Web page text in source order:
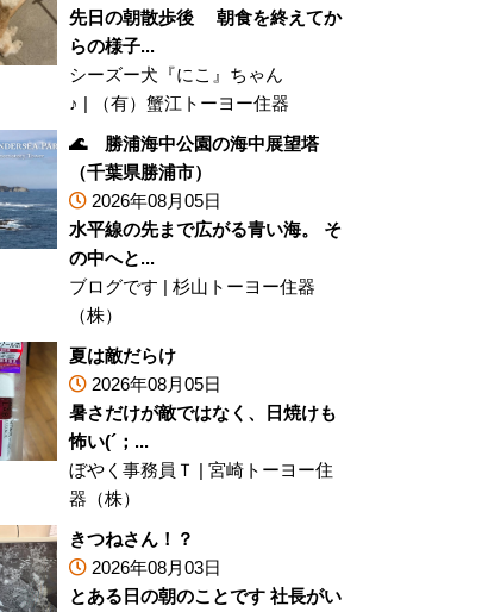
先日の朝散歩後 朝食を終えてか
らの様子...
シーズー犬『にこ』ちゃん
♪ |
（有）蟹江トーヨー住器
🌊 勝浦海中公園の海中展望塔
（千葉県勝浦市）
2026年08月05日
水平線の先まで広がる青い海。 そ
の中へと...
ブログです | 杉山トーヨー住器
（株）
夏は敵だらけ
2026年08月05日
暑さだけが敵ではなく、日焼けも
怖い(´；...
ぼやく事務員Ｔ | 宮崎トーヨー住
器（株）
きつねさん！？
2026年08月03日
とある日の朝のことです 社長がい